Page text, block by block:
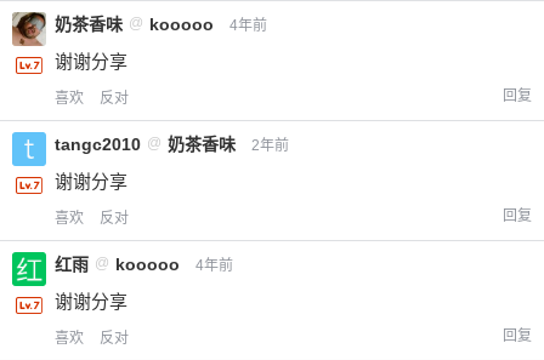
奶茶香味 @ kooooo 4年前
谢谢分享
喜欢 反对 回复
tangc2010 @ 奶茶香味 2年前
谢谢分享
喜欢 反对 回复
红雨 @ kooooo 4年前
谢谢分享
喜欢 反对 回复